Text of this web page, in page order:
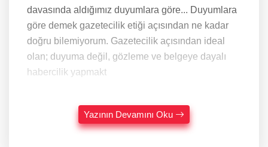
davasında aldığımız duyumlara göre... Duyumlara
göre demek gazetecilik etiği açısından ne kadar
doğru bilemiyorum. Gazetecilik açısından ideal
olan; duyuma değil, gözleme ve belgeye dayalı
habercilik yapmakt
Yazının Devamını Oku